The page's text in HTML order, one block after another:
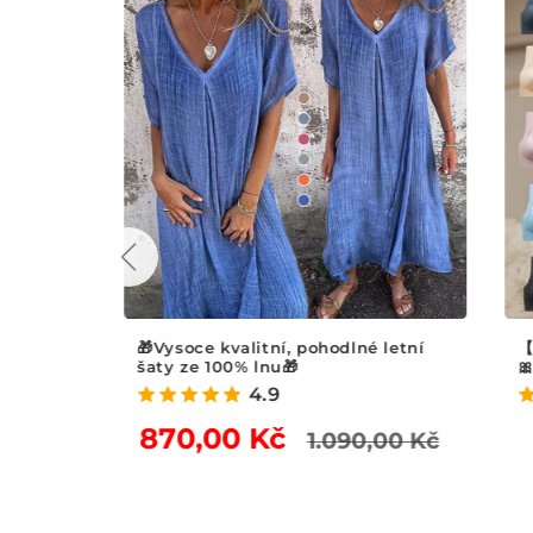
🎁Vysoce kvalitní, pohodlné letní
šaty ze 100% lnu🎁
4.9
870,00 Kč Běžná
1.090,00 Kč
【